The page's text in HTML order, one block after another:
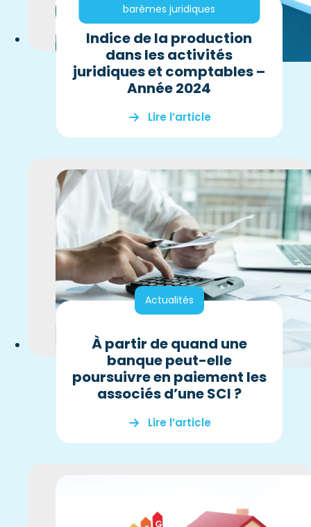
barèmes juridiques
Indice de la production
dans les activités
juridiques et comptables –
Année 2024
Lire l’article
Actualités
À partir de quand une
banque peut-elle
poursuivre en paiement les
associés d’une SCI ?
Lire l’article